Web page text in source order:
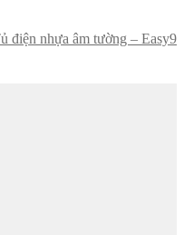
điện nhựa âm tường – Easy9